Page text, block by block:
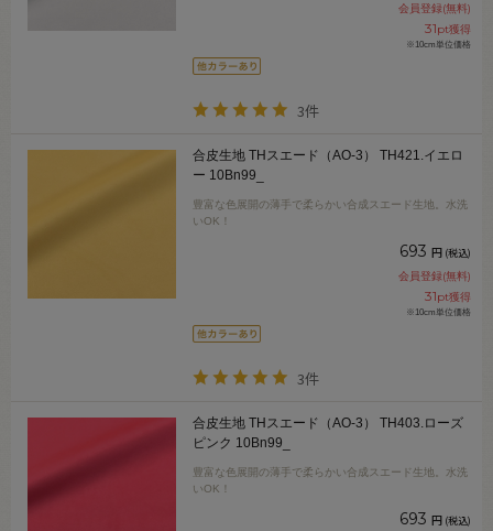
会員登録(無料)
31pt獲得
※10cm単位価格
3件
合皮生地 THスエード（AO-3） TH421.イエロ
ー 10Bn99_
豊富な色展開の薄手で柔らかい合成スエード生地。水洗
いOK！
693 円 (税込)
会員登録(無料)
31pt獲得
※10cm単位価格
3件
合皮生地 THスエード（AO-3） TH403.ローズ
ピンク 10Bn99_
豊富な色展開の薄手で柔らかい合成スエード生地。水洗
いOK！
693 円 (税込)